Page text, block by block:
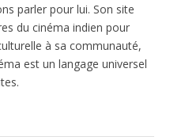
parler pour lui. Son site
du cinéma indien pour
à sa communauté,
est un langage universel